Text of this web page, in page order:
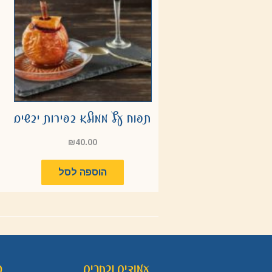
תפוח עץ ממולא בפירות יבשים
₪40.00
הוספה לסל